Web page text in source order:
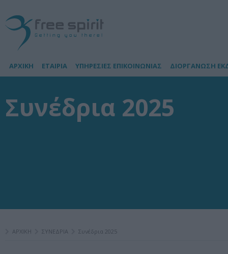
ΑΡΧΙΚΗ ΕΤΑΙΡΙΑ ΥΠΗΡΕΣΙΕΣ ΕΠΙΚΟΙΝΩΝΙΑΣ ΔΙΟΡΓΑΝΩΣΗ
Συνέδρια 2025
ΑΡΧΙΚΗ ΣΥΝΕΔΡΙΑ Συνέδρια 2025